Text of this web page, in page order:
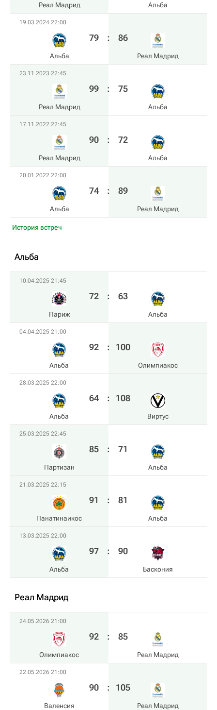
Реал Мадрид Альба
19.03.2024 22:00
Альба
79 : 86
Реал Мадрид
23.11.2023 22:45
Реал Мадрид
99 : 75
Альба
17.11.2022 22:45
Реал Мадрид
90 : 72
Альба
20.01.2022 22:00
Альба
74 : 89
Реал Мадрид
История встреч
Альба
10.04.2025 21:45
Париж
72 : 63
Альба
04.04.2025 21:00
Альба
92 : 100
Олимпиакос
28.03.2025 22:00
Альба
64 : 108
Виртус
25.03.2025 22:45
Партизан
85 : 71
Альба
21.03.2025 22:15
Панатинаикос
91 : 81
Альба
13.03.2025 22:00
Альба
97 : 90
Баскония
Реал Мадрид
24.05.2026 21:00
Олимпиакос
92 : 85
Реал Мадрид
22.05.2026 21:00
Валенсия
90 : 105
Реал Мадрид